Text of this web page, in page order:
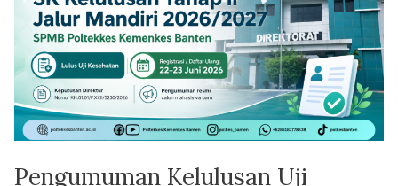
Pengumuman Kelulusan Uji
Kesehatan
SPMB
Jalur
Mandiri
Tahap
II
Kemenkes